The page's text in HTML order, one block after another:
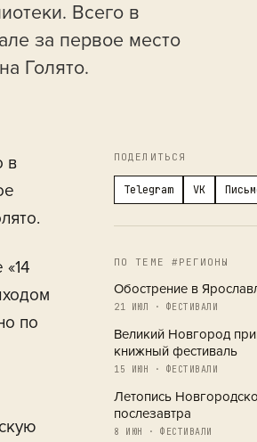
Всего в
за первое место
Голято.
в
по
ПОДЕЛИТЬСЯ
Telegram VK
ПО ТЕМЕ #РЕГИОНЫ
Обострение в
21 ИЮЛ · ФЕСТИВАЛИ
Великий Новгород
книжный фестиваль
15 ИЮН · ФЕСТИВАЛИ
Летопись
послезавтра
8 ИЮН · ФЕСТИВАЛИ